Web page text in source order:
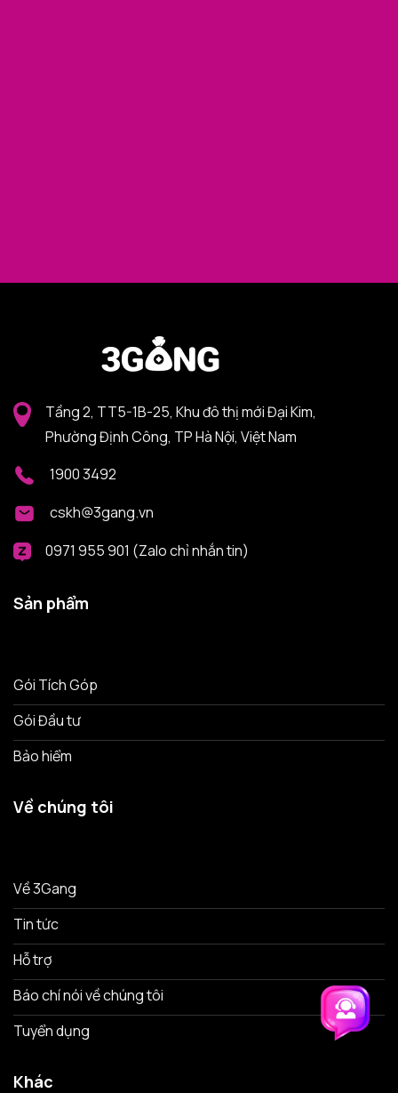
Tầng 2, TT5-1B-25, Khu đô thị mới Đại Kim,
Phường Định Công, TP Hà Nội, Việt Nam
1900 3492
cskh@3gang.vn
0971 955 901 (Zalo chỉ nhắn tin)
Sản phẩm
Gói Tích Góp
Gói Đầu tư
Bảo hiểm
Về chúng tôi
Về 3Gang
Tin tức
Hỗ trợ
Báo chí nói về chúng tôi
Tuyển dụng
Khác